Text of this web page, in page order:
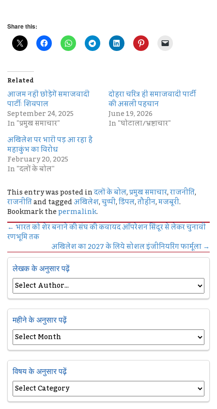
Share this:
Related
आजम नहीं छोड़ेगें समाजवादी
पार्टीः शिवपाल
September 24, 2025
In "प्रमुख समाचार"
दोहरा चरित्र ही समाजवादी पार्टी
की असली पहचान
June 19, 2026
In "घोटाला/भ्रष्टाचार"
अखिलेश पर भारी पड़ आ रहा है
महाकुंभ का विरोध
February 20, 2025
In "दलों के बोल"
This entry was posted inदलों के बोल,प्रमुख समाचार,राजनीति,
राजनीतिand taggedअखिलेश,चुप्पी,डिंपल,तौहीन,मजबूरी.
Bookmark thepermalink.
←भारत को शेर बनाने की संघ की कवायद ऑपरेशन सिंदूर से लेकर चुनावी
रणभूमि तक
अखिलेश का 2027 के लिये सोशल इंजीनियरिंग फार्मूला→
लेखक के अनुसार पढ़ें
महीने के अनुसार पढ़ें
विषय के अनुसार पढ़ें